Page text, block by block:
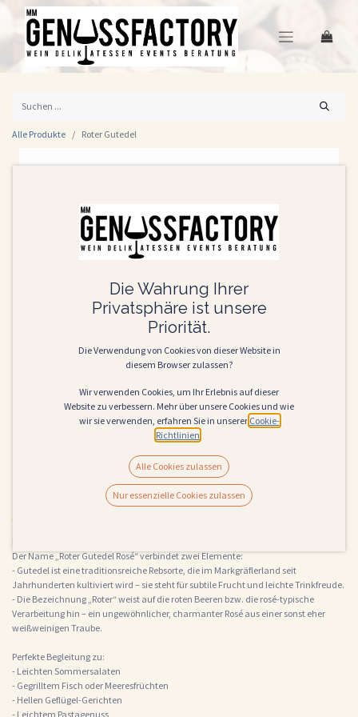
Alle Produkte Roter Gutedel
Roter Gutedel
Der Name „Roter Gutedel Rosé“ verbindet zwei Elemente:
- Gutedel ist eine traditionsreiche Rebsorte, die im Markgräflerland seit
Jahrhunderten kultiviert wird – sie steht für subtile Frucht und leichte Trinkfreude.
- Die Bezeichnung „Roter“ weist auf die roten Beeren bzw. die rosé-typische
Verarbeitung hin – ein ungewöhnlicher, charmanter Rosé aus einer sonst eher
weißweinigen Traube.
Perfekte Begleitung zu:
- Leichten Sommersalaten
- Gegrilltem Fisch oder Meeresfrüchten
- Hellen Geflügel-Gerichten
- Leichtem Pastagenuss
Die Wahrung Ihrer
Privatsphäre ist unsere
Priorität.
Die Verwendung von Cookies von dieser Website in
diesem Browser zulassen?
Wir verwenden Cookies, um Ihr Erlebnis auf dieser
Website zu verbessern. Mehr über unsere Cookies und wie
wir sie verwenden, erfahren Sie in unserer Cookie-
Richtlinien
Alle Cookies zulassen
Nur essenzielle Cookies zulassen